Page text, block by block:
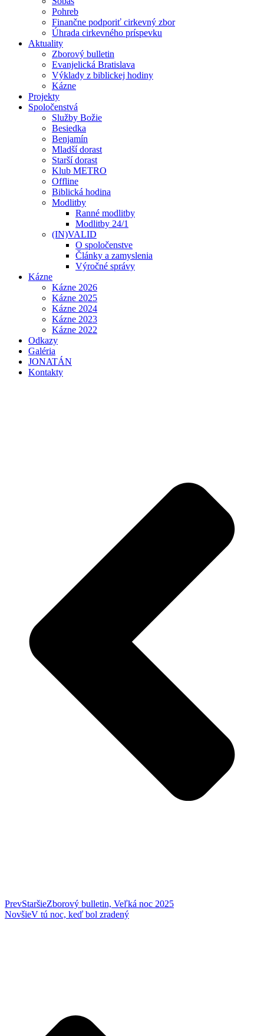
Pohreb
Finančne podporiť cirkevný zbor
Úhrada cirkevného príspevku
Aktuality
Zborový bulletin
Evanjelická Bratislava
Výklady z biblickej hodiny
Kázne
Projekty
Spoločenstvá
Služby Božie
Besiedka
Benjamín
Mladší dorast
Starší dorast
Klub METRO
Offline
Biblická hodina
Modlitby
Ranné modlitby
Modlitby 24/1
(IN)VALID
O spoločenstve
Články a zamyslenia
Výročné správy
Kázne
Kázne 2026
Kázne 2025
Kázne 2024
Kázne 2023
Kázne 2022
Odkazy
Galéria
JONATÁN
Kontakty
PrevStaršieZborový bulletin, Veľká noc 2025
NovšieV tú noc, keď bol zradený